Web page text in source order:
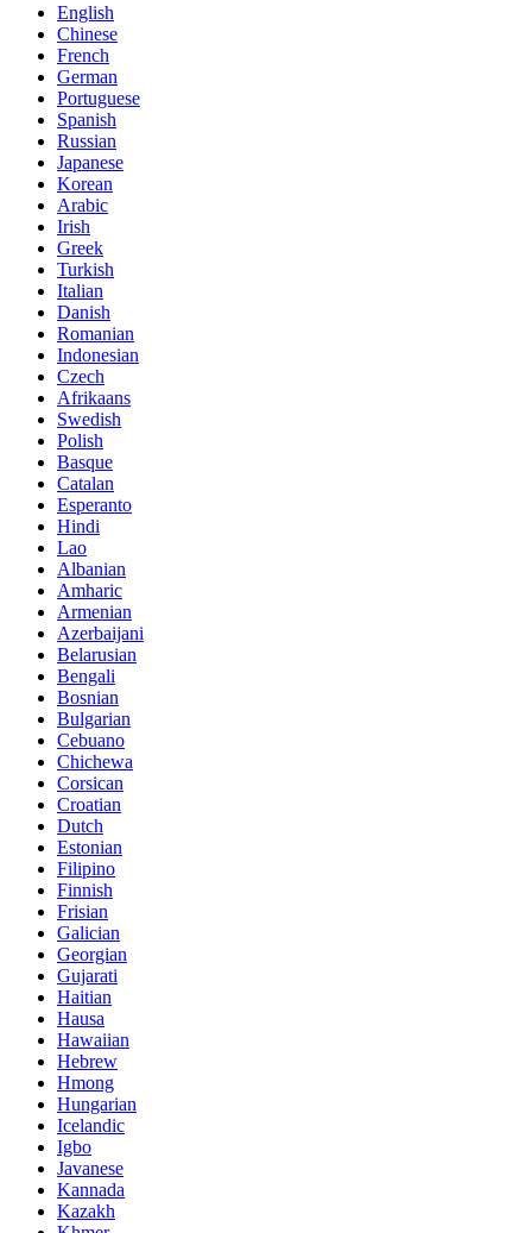
English
Chinese
French
German
Portuguese
Spanish
Russian
Japanese
Korean
Arabic
Irish
Greek
Turkish
Italian
Danish
Romanian
Indonesian
Czech
Afrikaans
Swedish
Polish
Basque
Catalan
Esperanto
Hindi
Lao
Albanian
Amharic
Armenian
Azerbaijani
Belarusian
Bengali
Bosnian
Bulgarian
Cebuano
Chichewa
Corsican
Croatian
Dutch
Estonian
Filipino
Finnish
Frisian
Galician
Georgian
Gujarati
Haitian
Hausa
Hawaiian
Hebrew
Hmong
Hungarian
Icelandic
Igbo
Javanese
Kannada
Kazakh